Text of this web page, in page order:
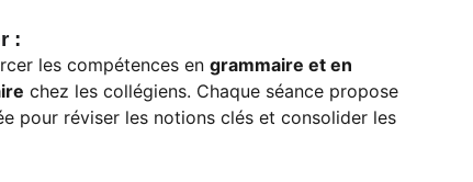
:
les compétences en grammaire et en
chez les collégiens. Chaque séance propose
pour réviser les notions clés et consolider les